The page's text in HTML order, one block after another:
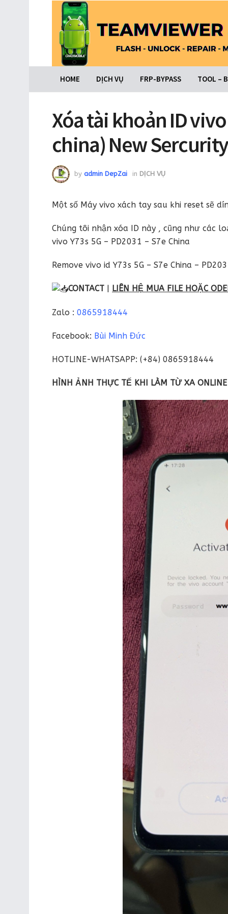
HOME DỊCH VỤ FRP-BYPASS TOOL –
Xóa tài khoản ID vivo
china) New
by admin DepZai in DỊCH VỤ
Một số Máy vivo xách tay sau khi reset sẽ
Chúng tôi nhận xóa ID này , cũng như các
vivo Y73s 5G – PD2031 – S7e China
Remove vivo id Y73s 5G – S7e China –
CONTACT | LIÊN HỆ MUA FILE HOẶC
Zalo : 0865918444
Facebook: Bùi Minh Đức
HOTLINE-WHATSAPP: (+84) 0865918444
HÌNH ẢNH THỰC TẾ KHI LÀM TỪ XA